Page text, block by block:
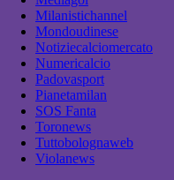
Milanistichannel
Mondoudinese
Notiziecalciomercato
Numericalcio
Padovasport
Pianetamilan
SOS Fanta
Toronews
Tuttobolognaweb
Violanews